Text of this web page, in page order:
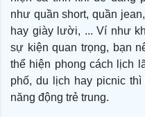
như quần short, quần
hay giày lười, ... Ví như
sự kiện quan trọng, bạn
thể hiện phong cách lịch
phố, du lịch hay picnic
năng động trẻ trung.